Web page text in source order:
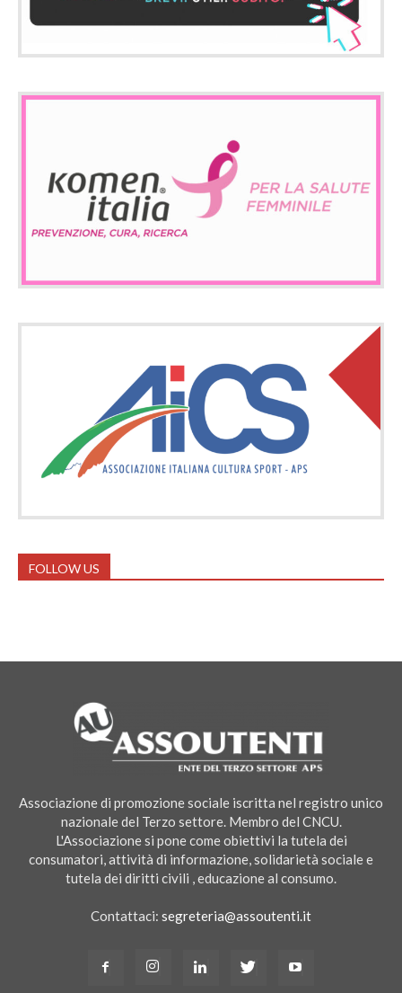
FOLLOW US
Associazione di promozione sociale iscritta nel registro unico
nazionale del Terzo settore. Membro del CNCU.
L'Associazione si pone come obiettivi la tutela dei
consumatori, attività di informazione, solidarietà sociale e
tutela dei diritti civili , educazione al consumo.
Contattaci: segreteria@assoutenti.it